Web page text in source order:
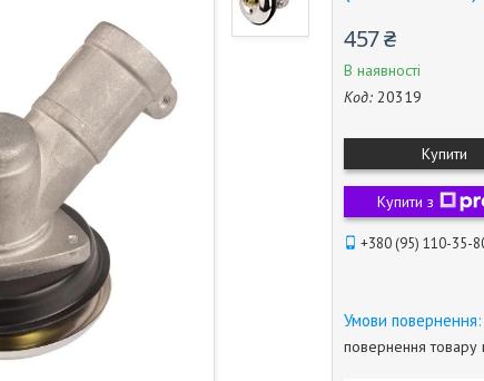
457 ₴
В наявності
Код: 20319
Купити
Купити з
+380 (95) 110-35-
повернення